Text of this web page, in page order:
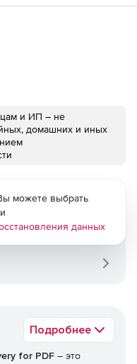
и ИП – не
домашних и иных
Подробнее
for PDF – это
можете выбрать
данных